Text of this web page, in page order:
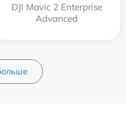
DJI Mavic 2 Enterprise
Advanced